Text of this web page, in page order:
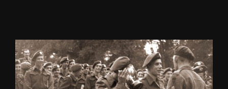
Bekijk
grotere
afbeelding